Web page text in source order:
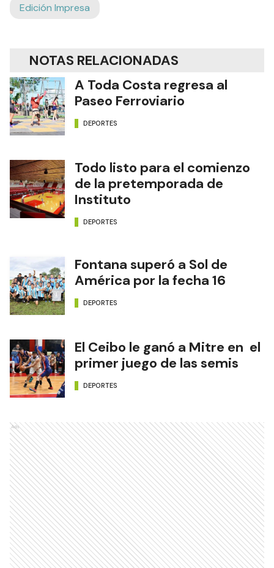
Edición Impresa
NOTAS RELACIONADAS
A Toda Costa regresa al
Paseo Ferroviario
DEPORTES
Todo listo para el comienzo
de la pretemporada de
Instituto
DEPORTES
Fontana superó a Sol de
América por la fecha 16
DEPORTES
El Ceibo le ganó a Mitre en el
primer juego de las semis
DEPORTES
Ads